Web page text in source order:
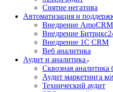
Снятие негатива
Автоматизация и
Внедрение AmoCRM
Внедрение
Внедрение 1C CRM
Веб аналитика
Аудит и аналитика
Сквозная аналитика
Аудит маркетинга
Технический аудит